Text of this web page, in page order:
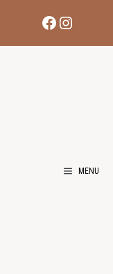
Facebook
MENU